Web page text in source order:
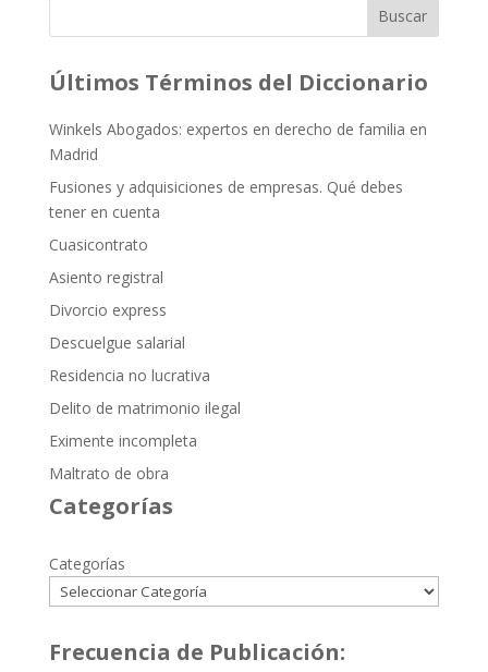
Buscar
Últimos Términos del Diccionario
Winkels Abogados: expertos en derecho de familia en
Madrid
Fusiones y adquisiciones de empresas. Qué debes
tener en cuenta
Cuasicontrato
Asiento registral
Divorcio express
Descuelgue salarial
Residencia no lucrativa
Delito de matrimonio ilegal
Eximente incompleta
Maltrato de obra
Categorías
Categorías
Frecuencia de Publicación: